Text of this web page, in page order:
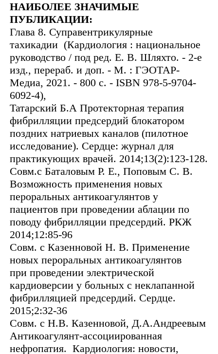
НАИБОЛЕЕ ЗНАЧИМЫЕ
ПУБЛИКАЦИИ:
Глава 8. Суправентрикулярные
тахикадии (Кардиология : национальное
руководство / под ред. Е. В. Шляхто. - 2-е
изд., перераб. и доп. - М. : ГЭОТАР-
Медиа, 2021. - 800 с. - ISBN 978-5-9704-
6092-4),
Татарский Б.А Протекторная терапия
фибрилляции предсердий блокатором
поздних натриевых каналов (пилотное
исследование). Сердце: журнал для
практикующих врачей. 2014;13(2):123-128.
Совм.с Баталовым Р. Е., Поповым С. В.
Возможность применения новых
пероральных антикоагулянтов у
пациентов при проведении аблации по
поводу фибрилляции предсердий. РКЖ
2014;12:85-96
Совм. с Казенновой Н. В. Применение
новых пероральных антикоагулянтов
при проведении электрической
кардиоверсии у больных с неклапанной
фибрилляцией предсердий. Сердце.
2015;2:32-36
Совм. с Н.В. Казенновой, Д.А.Андреевым
Антикоагулянт-ассоциированная
нефропатия. Кардиология: новости,